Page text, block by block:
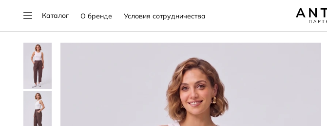
Каталог О бренде Условия сотрудничества